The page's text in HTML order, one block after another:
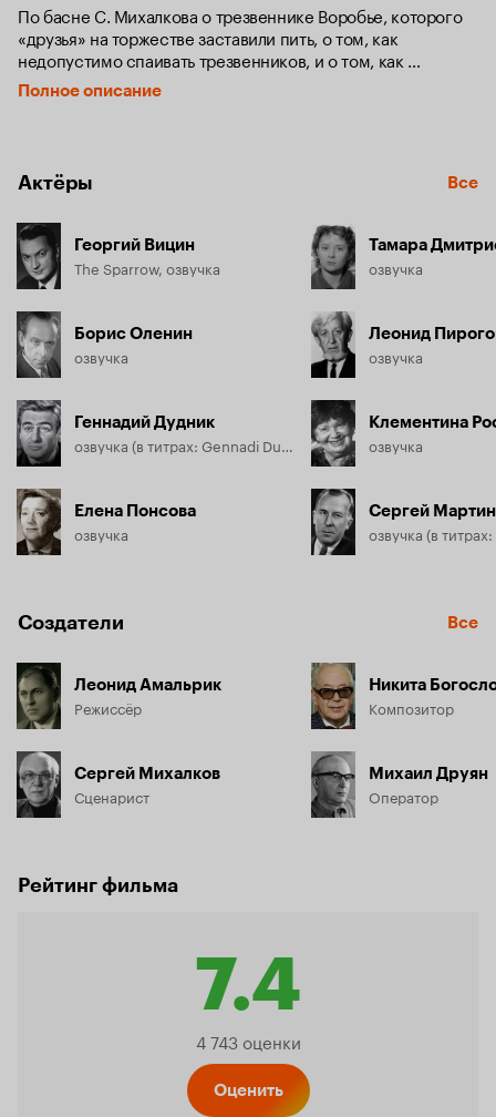
По басне С. Михалкова о трезвеннике Воробье, которого
«друзья» на торжестве заставили пить, о том, как
недопустимо спаивать трезвенников, и о том, как
необходимо проявлять твердость.
Полное описание
Актёры Все
Георгий Вицин
The Sparrow, озвучка
Борис Оленин
озвучка
Геннадий Дудник
озвучка (в титрах: Gennadi Dudnik)
Елена Понсова
озвучка
Тамара
озвучка
Леонид
озвучка
Клементина
озвучка
Сергей
озвучка (в
Создатели Все
Леонид Амальрик
Режиссёр
Сергей Михалков
Сценарист
Никита
Композитор
Михаил Друян
Оператор
Рейтинг фильма
7.4
Рейтинг
4 743 оценки
Оценить